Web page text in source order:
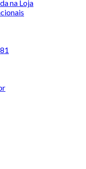
na Loja